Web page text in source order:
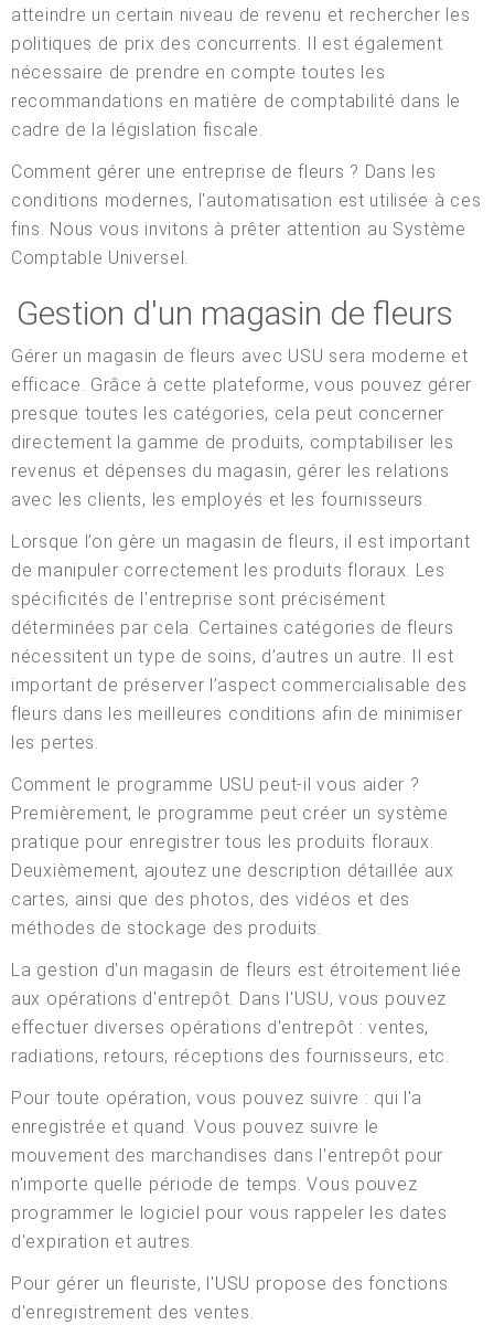
atteindre un certain niveau de revenu et rechercher les
politiques de prix des concurrents. Il est également
nécessaire de prendre en compte toutes les
recommandations en matière de comptabilité dans le
cadre de la législation fiscale.
Comment gérer une entreprise de fleurs ? Dans les
conditions modernes, l'automatisation est utilisée à ces
fins. Nous vous invitons à prêter attention au Système
Comptable Universel.
Gestion d'un magasin de fleurs
Gérer un magasin de fleurs avec USU sera moderne et
efficace. Grâce à cette plateforme, vous pouvez gérer
presque toutes les catégories, cela peut concerner
directement la gamme de produits, comptabiliser les
revenus et dépenses du magasin, gérer les relations
avec les clients, les employés et les fournisseurs.
Lorsque l’on gère un magasin de fleurs, il est important
de manipuler correctement les produits floraux. Les
spécificités de l'entreprise sont précisément
déterminées par cela. Certaines catégories de fleurs
nécessitent un type de soins, d’autres un autre. Il est
important de préserver l’aspect commercialisable des
fleurs dans les meilleures conditions afin de minimiser
les pertes.
Comment le programme USU peut-il vous aider ?
Premièrement, le programme peut créer un système
pratique pour enregistrer tous les produits floraux.
Deuxièmement, ajoutez une description détaillée aux
cartes, ainsi que des photos, des vidéos et des
méthodes de stockage des produits.
La gestion d'un magasin de fleurs est étroitement liée
aux opérations d'entrepôt. Dans l'USU, vous pouvez
effectuer diverses opérations d'entrepôt : ventes,
radiations, retours, réceptions des fournisseurs, etc.
Pour toute opération, vous pouvez suivre : qui l'a
enregistrée et quand. Vous pouvez suivre le
mouvement des marchandises dans l'entrepôt pour
n'importe quelle période de temps. Vous pouvez
programmer le logiciel pour vous rappeler les dates
d'expiration et autres.
Pour gérer un fleuriste, l'USU propose des fonctions
d'enregistrement des ventes.